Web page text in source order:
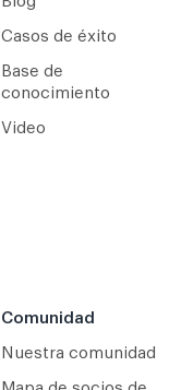
Casos de éxito
Base de
conocimiento
Video
Comunidad
Nuestra comunidad